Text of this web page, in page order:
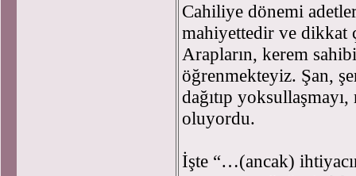
Cahiliye dönemi
mahiyettedir ve dikkat
Arapların, kerem
öğrenmekteyiz. Şan,
dağıtıp
oluyordu.
İşte “…(ancak)